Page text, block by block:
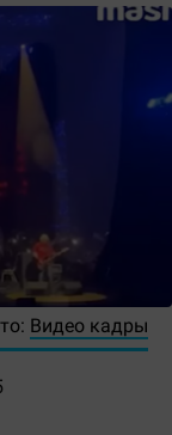
Видео кадры